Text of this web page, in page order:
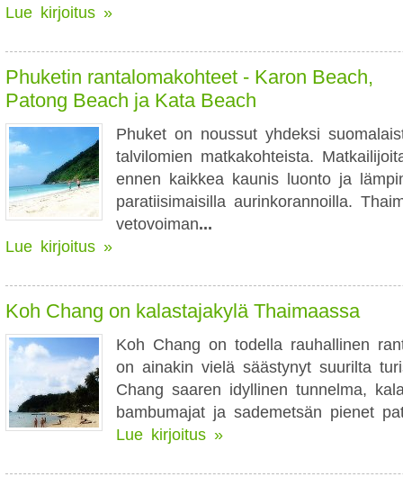
Lue kirjoitus »
Phuketin rantalomakohteet - Karon Beach,
Patong Beach ja Kata Beach
Phuket on noussut yhdeksi
talvilomien matkakohteista.
ennen kaikkea kaunis luonto ja
paratiisimaisilla aurinkorannoilla.
vetovoiman...
Lue kirjoitus »
Koh Chang on kalastajakylä Thaimaassa
Koh Chang on todella rauhallinen
on ainakin vielä säästynyt suurilta
Chang saaren idyllinen tunnelma,
bambumajat ja sademetsän pienet
Lue kirjoitus »